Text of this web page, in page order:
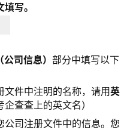
写。
司信息） 部分中填写以下
文件中注明的名称，请用英
查查上的英文名）
公司注册文件中的信息。您